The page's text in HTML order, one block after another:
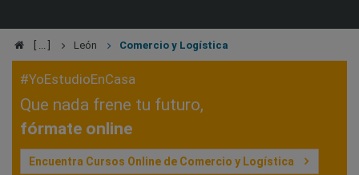
León Comercio y Logística
#YoEstudioEnCasa
Que nada frene tu futuro,
fórmate online
Encuentra Cursos Online de Comercio y Logística